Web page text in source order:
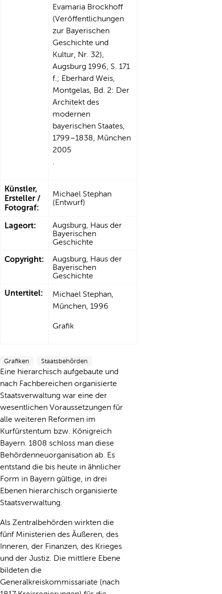
Evamaria Brockhoff
(Veröffentlichungen
zur Bayerischen
Geschichte und
Kultur, Nr. 32),
Augsburg 1996, S. 171
f.; Eberhard Weis,
Montgelas, Bd. 2: Der
Architekt des
modernen
bayerischen Staates,
1799–1838, München
2005
Künstler,
Ersteller /
Fotograf:
Michael Stephan
(Entwurf)
Lageort:
Augsburg, Haus der
Bayerischen
Geschichte
Copyright:
Augsburg, Haus der
Bayerischen
Geschichte
Untertitel:
Michael Stephan,
München, 1996
Grafik
Grafiken Staatsbehörden
Eine hierarchisch aufgebaute und
nach Fachbereichen organisierte
Staatsverwaltung war eine der
wesentlichen Voraussetzungen für
alle weiteren Reformen im
Kurfürstentum bzw. Königreich
Bayern. 1808 schloss man diese
Behördenneuorganisation ab. Es
entstand die bis heute in ähnlicher
Form in Bayern gültige, in drei
Ebenen hierarchisch organisierte
Staatsverwaltung.
Als Zentralbehörden wirkten die
fünf Ministerien des Äußeren, des
Inneren, der Finanzen, des Krieges
und der Justiz. Die mittlere Ebene
bildeten die
Generalkreiskommissariate (nach